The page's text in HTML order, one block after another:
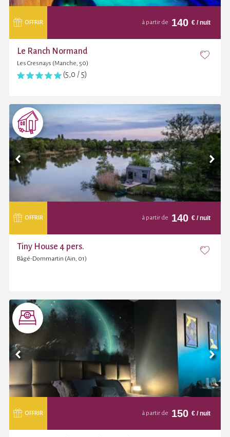
OFFRIR à partir de 140 € / nuit
Le Ranch Normand
Les Cresnays (Manche, 50)
(5,0 / 5)
OFFRIR à partir de 140 € / nuit
Tiny House 4 pers.
Bâgé-Dommartin (Ain, 01)
OFFRIR à partir de 150 € / nuit